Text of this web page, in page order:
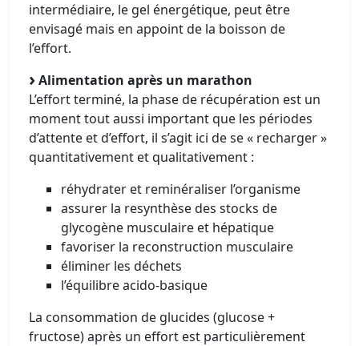
intermédiaire, le gel énergétique, peut être
envisagé mais en appoint de la boisson de
l’effort.
Alimentation après un marathon
L’effort terminé, la phase de récupération est un
moment tout aussi important que les périodes
d’attente et d’effort, il s’agit ici de se « recharger »
quantitativement et qualitativement :
réhydrater et reminéraliser l’organisme
assurer la resynthèse des stocks de
glycogène musculaire et hépatique
favoriser la reconstruction musculaire
éliminer les déchets
l’équilibre acido-basique
La consommation de glucides (glucose +
fructose) après un effort est particulièrement